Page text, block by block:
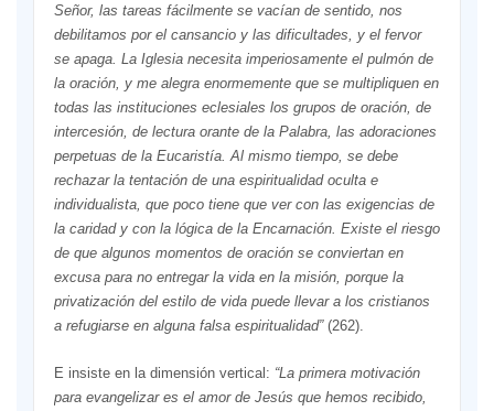
Señor, las tareas fácilmente se vacían de sentido, nos
debilitamos por el cansancio y las dificultades, y el fervor
se apaga. La Iglesia necesita imperiosamente el pulmón de
la oración, y me alegra enormemente que se multipliquen en
todas las instituciones eclesiales los grupos de oración, de
intercesión, de lectura orante de la Palabra, las adoraciones
perpetuas de la Eucaristía. Al mismo tiempo, se debe
rechazar la tentación de una espiritualidad oculta e
individualista, que poco tiene que ver con las exigencias de
la caridad y con la lógica de la Encarnación. Existe el riesgo
de que algunos momentos de oración se conviertan en
excusa para no entregar la vida en la misión, porque la
privatización del estilo de vida puede llevar a los cristianos
a refugiarse en alguna falsa espiritualidad”(262).
E insiste en la dimensión vertical: “La primera motivación
para evangelizar es el amor de Jesús que hemos recibido,